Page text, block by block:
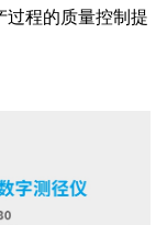
过程的质量控制提